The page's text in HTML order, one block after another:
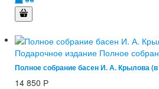
Подарочное издание Полное
Полное собрание басен И. А. Крылова
14 850 Р